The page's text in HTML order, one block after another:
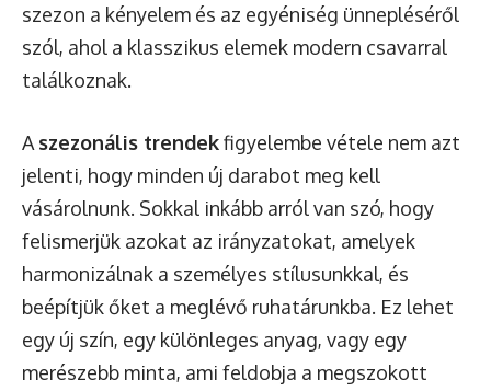
szezon a kényelem és az egyéniség ünnepléséről
szól, ahol a klasszikus elemek modern csavarral
találkoznak.
A szezonális trendekfigyelembe vétele nem azt
jelenti, hogy minden új darabot meg kell
vásárolnunk. Sokkal inkább arról van szó, hogy
felismerjük azokat az irányzatokat, amelyek
harmonizálnak a személyes stílusunkkal, és
beépítjük őket a meglévő ruhatárunkba. Ez lehet
egy új szín, egy különleges anyag, vagy egy
merészebb minta, ami feldobja a megszokott